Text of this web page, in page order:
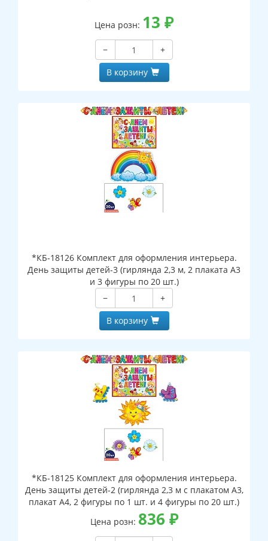
Цена розн: 13 ₽
−
+
В корзину
*КБ-18126 Комплект для оформления интерьера.
День защиты детей-3 (гирлянда 2,3 м, 2 плаката А3
и 3 фигуры по 20 шт.)
−
+
В корзину
*КБ-18125 Комплект для оформления интерьера.
День защиты детей-2 (гирлянда 2,3 м с плакатом А3,
плакат А4, 2 фигуры по 1 шт. и 4 фигуры по 20 шт.)
Цена розн: 836 ₽